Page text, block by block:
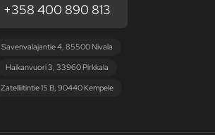
+358 400 890 813
Savenvalajantie 4, 85500 Nivala
Haikanvuori 3, 33960 Pirkkala
Zatelliitintie 15 B, 90440 Kempele